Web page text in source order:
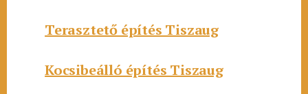
Terasztető építés Tiszaug
Kocsibeálló építés Tiszaug